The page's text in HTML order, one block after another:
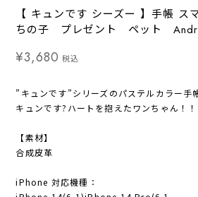
【 キュンです シーズー 】手帳
ちの子 プレゼント ペット
¥3,680 税込
”キュンです”シリーズのパステルカラー手
キュンです?ハートを抱えたワンちゃん！
【素材】
合成皮革
iPhone 対応機種：